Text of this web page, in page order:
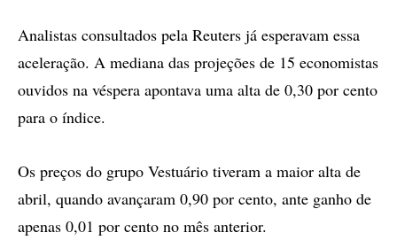
Analistas consultados pela Reuters já esperavam essa
aceleração. A mediana das projeções de 15 economistas
ouvidos na véspera apontava uma alta de 0,30 por cento
para o índice.
Os preços do grupo Vestuário tiveram a maior alta de
abril, quando avançaram 0,90 por cento, ante ganho de
apenas 0,01 por cento no mês anterior.